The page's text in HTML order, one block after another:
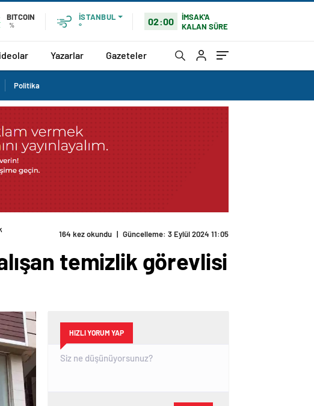
BITCOIN
%
İSTANBUL
°
02:00
İMSAK'A
KALAN SÜRE
Yazarlar Gazeteler
Politika
164 kez okundu | Güncelleme: 3 Eylül 2024 11:05
temizlik görevlisi
HIZLI YORUM YAP